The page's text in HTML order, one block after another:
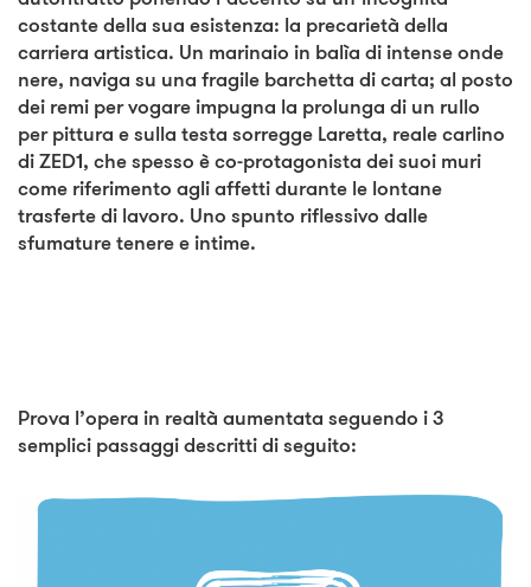
costante della sua esistenza: la precarietà della
carriera artistica. Un marinaio in balìa di intense onde
nere, naviga su una fragile barchetta di carta; al posto
dei remi per vogare impugna la prolunga di un rullo
per pittura e sulla testa sorregge Laretta, reale carlino
di ZED1, che spesso è co-protagonista dei suoi muri
come riferimento agli affetti durante le lontane
trasferte di lavoro. Uno spunto riflessivo dalle
sfumature tenere e intime.
Prova l’opera in realtà aumentata seguendo i 3
semplici passaggi descritti di seguito: